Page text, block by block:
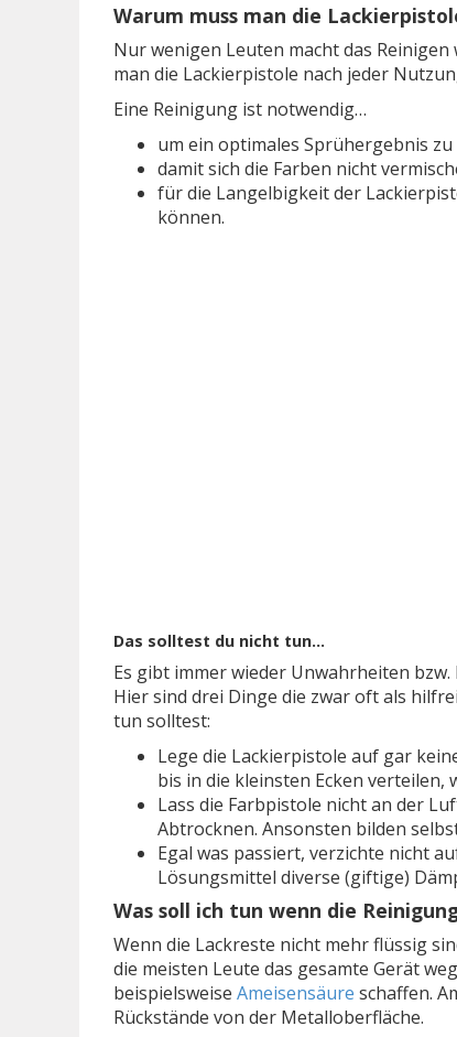
Warum muss man die
Nur wenigen Leuten macht das
man die Lackierpistole nach jeder
Eine Reinigung ist notwendig…
um ein optimales Sprühergebnis
damit sich die Farben nicht
für die Langelbigkeit der
können.
Das solltest du nicht tun…
Es gibt immer wieder Unwahrheiten
Hier sind drei Dinge die zwar oft als
tun solltest:
Lege die Lackierpistole auf gar
bis in die kleinsten Ecken verteilen,
Lass die Farbpistole nicht an der
Abtrocknen. Ansonsten bilden
Egal was passiert, verzichte nicht
Lösungsmittel diverse (giftige)
Was soll ich tun wenn die
Wenn die Lackreste nicht mehr flüssig
die meisten Leute das gesamte Gerät
beispielsweise Ameisensäure schaffen.
Rückstände von der Metalloberfläche.